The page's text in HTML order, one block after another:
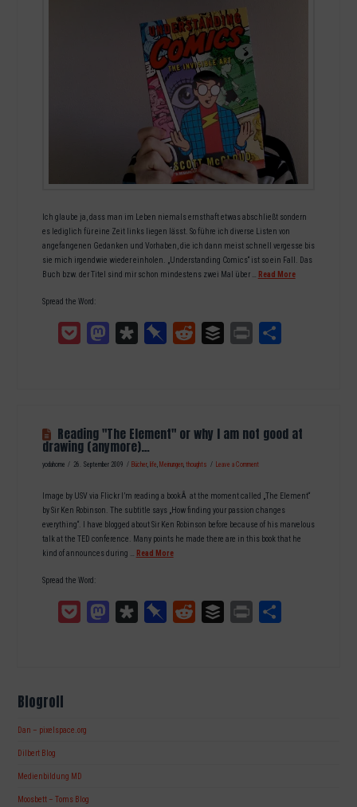
Ich glaube ja, dass man im Leben niemals ernsthaft etwas abschließt sondern
es lediglich für eine Zeit links liegen lässt. So führe ich diverse Listen von
angefangenen Gedanken und Vorhaben, die ich dann meist schnell vergesse bis
sie mich irgendwie wieder einholen. „Understanding Comics“ ist so ein Fall. Das
Buch bzw. der Titel sind mir schon mindestens zwei Mal über … Read More
Spread the Word:
Pocket MastodonDiasporaPinboardReddit Buffer Print
Reading "The Element" or why I am not good at
drawing (anymore)…
yodahome 26. September 2009 Bücher, life, Meinungen,thoughts Leave a Comment
Image by USV via Flickr I’m reading a bookÂ at the moment called „The Element“
by Sir Ken Robinson. The subtitle says „How finding your passion changes
everything“. I have blogged about Sir Ken Robinson before because of his marvelous
talk at the TED conference. Many points he made there are in this book that he
kind of announces during … Read More
Spread the Word:
Pocket MastodonDiasporaPinboardReddit Buffer Print
Blogroll
Dan – pixelspace.org
Dilbert Blog
Medienbildung MD
Moosbett – Toms Blog